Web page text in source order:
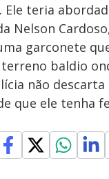
y
V
i
d
Ele teria
Nelson
garconete
baldio
não descarta
que ele tenha